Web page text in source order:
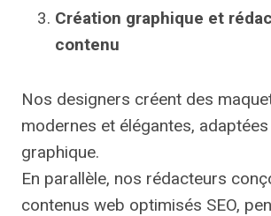
Création graphique et
contenu
Nos designers créent des
modernes et élégantes,
graphique.
En parallèle, nos rédacteurs
contenus web optimisés SEO,